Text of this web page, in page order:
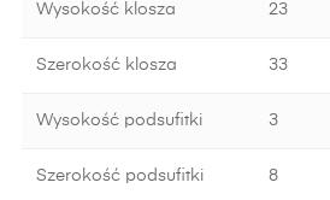
Wysokość klosza 23
Szerokość klosza 33
Wysokość podsufitki 3
Szerokość podsufitki 8